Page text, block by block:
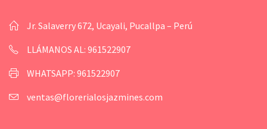
Jr. Salaverry 672, Ucayali, Pucallpa – Perú
LLÁMANOS AL: 961522907
WHATSAPP: 961522907
ventas@florerialosjazmines.com